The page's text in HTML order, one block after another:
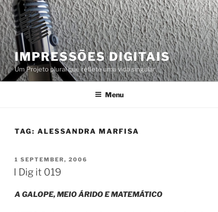
Skip
to
content
IMPRESSÕES DIGITAIS
Um Projeto plural que reflete uma vida singular
Menu
TAG: ALESSANDRA MARFISA
POSTED
ON
1 SEPTEMBER, 2006
I Dig it 019
A GALOPE, MEIO ÁRIDO E MATEMÁTICO